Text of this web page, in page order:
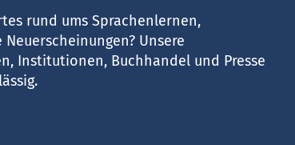
rund ums Sprachenlernen,
Unsere
Institutionen, Buchhandel und Presse